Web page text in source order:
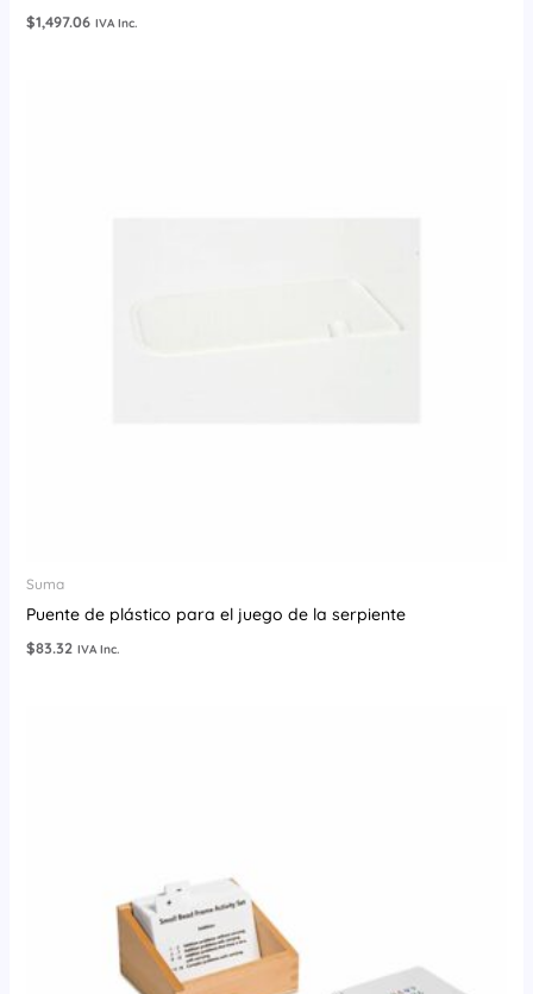
$1,497.06 IVA Inc.
Suma
Puente de plástico para el juego de la serpiente
$83.32 IVA Inc.